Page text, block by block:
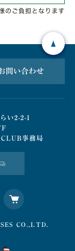
のご負担となります
問い合わせ
い2-2-1
事務局
CO.,LTD.